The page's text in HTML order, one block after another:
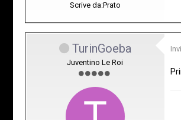
Scrive da:Prato
TurinGoeba
Juventino Le Roi